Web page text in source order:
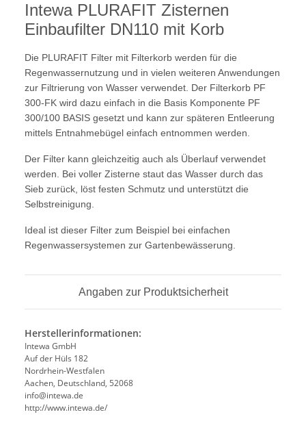
Intewa PLURAFIT Zisternen
Einbaufilter DN110 mit Korb
Die PLURAFIT Filter mit Filterkorb werden für die
Regenwassernutzung und in vielen weiteren Anwendungen
zur Filtrierung von Wasser verwendet. Der Filterkorb PF
300-FK wird dazu einfach in die Basis Komponente PF
300/100 BASIS gesetzt und kann zur späteren Entleerung
mittels Entnahmebügel einfach entnommen werden.
Der Filter kann gleichzeitig auch als Überlauf verwendet
werden. Bei voller Zisterne staut das Wasser durch das
Sieb zurück, löst festen Schmutz und unterstützt die
Selbstreinigung.
Ideal ist dieser Filter zum Beispiel bei einfachen
Regenwassersystemen zur Gartenbewässerung.
Angaben zur Produktsicherheit
Herstellerinformationen:
Intewa GmbH
Auf der Hüls 182
Nordrhein-Westfalen
Aachen, Deutschland, 52068
info@intewa.de
http://www.intewa.de/